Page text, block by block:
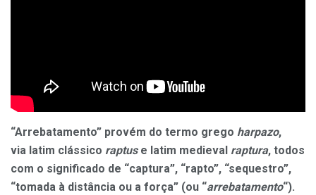
“Arrebatamento” provém do termo grego harpazo,
via latim clássico raptuse latim medieval raptura, todos
com o significado de “captura”, “rapto”, “sequestro”,
“tomada à distância ou a força” (ou “arrebatamento“).